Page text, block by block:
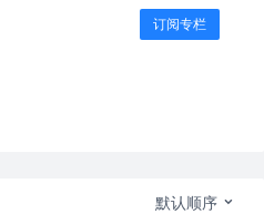
订阅专栏
默认顺序